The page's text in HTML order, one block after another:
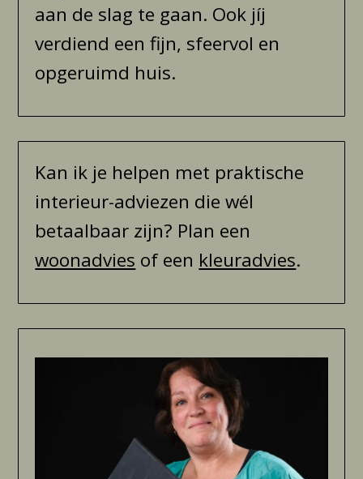
aan de slag te gaan. Ook jíj
verdiend een fijn, sfeervol en
opgeruimd huis.
Kan ik je helpen met praktische
interieur-adviezen die wél
betaalbaar zijn? Plan een
woonadvies of een kleuradvies.